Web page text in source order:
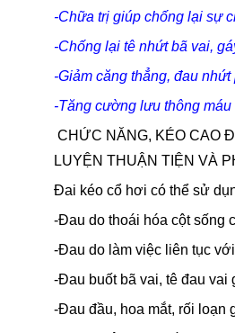
-Chữa trị giúp chống lại sự
-Chống lại tê nhứt bã vai,
-Giảm căng thẳng, đau
-Tăng cường lưu thông
CHỨC NĂNG, KÉO CAO
LUYỆN THUẬN TIỆN VÀ
Đai kéo cổ hơi có thể sử
-Đau do thoái hóa cột sống
-Đau do làm việc liên tục
-Đau buốt bã vai, tê đau vai
-Đau đầu, hoa mắt, rối loạn